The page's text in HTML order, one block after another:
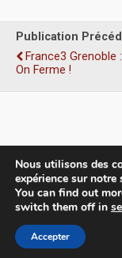
Publication
France3 Grenoble
On Ferme !
Nous utilisons des
expérience sur notre
You can find out
switch them off in
Accepter